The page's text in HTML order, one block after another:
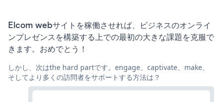
Elcom webサイトを稼働させれば、ビジネスのオンライ
ンプレゼンスを構築する上での最初の大きな課題を克服で
きます。おめでとう！
しかし、次はthe hard partです。engage、captivate、make、
そしてより多くの訪問者をサポートする方法は？